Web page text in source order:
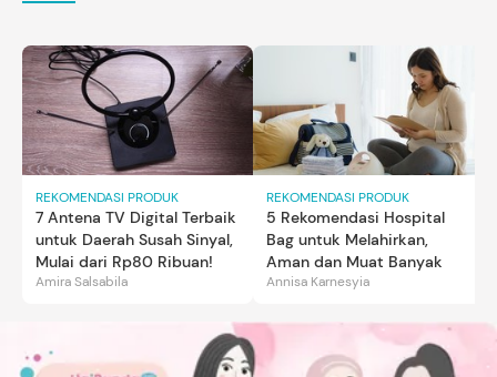
REKOMENDASI PRODUK
7 Antena TV Digital Terbaik
untuk Daerah Susah Sinyal,
Mulai dari Rp80 Ribuan!
Amira Salsabila
REKOMENDASI PRODUK
5 Rekomendasi Hospital
Bag untuk Melahirkan,
Aman dan Muat Banyak
Annisa Karnesyia